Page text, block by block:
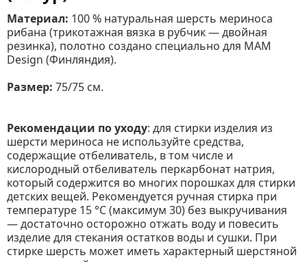
Материал: 100 % натуральная шерсть мериноса
рибана (трикотажная вязка в рубчик — двойная
резинка), полотно создано специально для MAM
Design (Финляндия).
Размер: 75/75 см.
Рекомендации по уходу: для стирки изделия из
шерсти мериноса не используйте средства,
содержащие отбеливатель, в том числе и
кислородный отбеливатель перкарбонат натрия,
который содержится во многих порошках для стирки
детских вещей. Рекомендуется ручная стирка при
температуре 15 °C (максимум 30) без выкручивания
— достаточно осторожно отжать воду и повесить
изделие для стекания остатков воды и сушки. При
стирке шерсть может иметь характерный шерстяной